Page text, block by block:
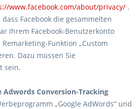
www.facebook.com/about/privacy/ .
Facebook die gesammelten
Ihrem Facebook-Benutzerkonto
Funktion „Custom
Dazu müssen Sie
sein.
Adwords Conversion-Tracking
„Google AdWords“ und